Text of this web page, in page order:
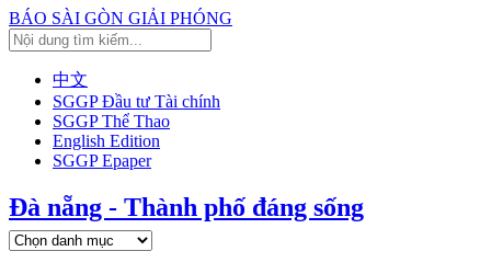
BÁO SÀI GÒN GIẢI PHÓNG
中文
SGGP Đầu tư Tài chính
SGGP Thể Thao
English Edition
SGGP Epaper
Đà nẵng - Thành phố đáng sống